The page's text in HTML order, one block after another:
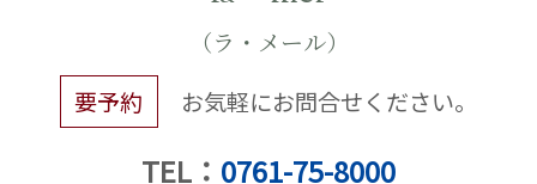
（ラ・メール）
要予約 お気軽にお問合せください。
TEL： 0761-75-8000